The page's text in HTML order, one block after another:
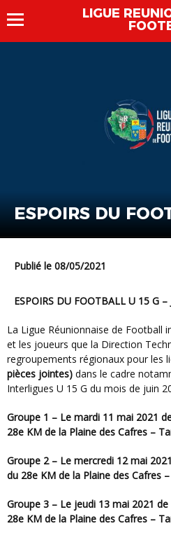
LIGUE
ESPOIRS DU
Publié le 08/05/2021
ESPOIRS DU FOOTBALL U 15 G
La Ligue Réunionnaise de Football informe les clubs, les parents
et les joueurs que la Direction
regroupements régionaux pour les
pièces jointes) dans le cadre
Interligues U 15 G du mois de juin
Groupe 1 – Le mardi 11 mai 2021 de 13h30 à 17h30 au stade du
28e KM de la Plaine des Cafres –
Groupe 2 – Le mercredi 12 mai 2021 de 8h30 à 12h30 au stade
du 28e KM de la Plaine des Cafres
Groupe 3 – Le jeudi 13 mai 2021 de 8h30 à 12h30 au stade du
28e KM de la Plaine des Cafres –